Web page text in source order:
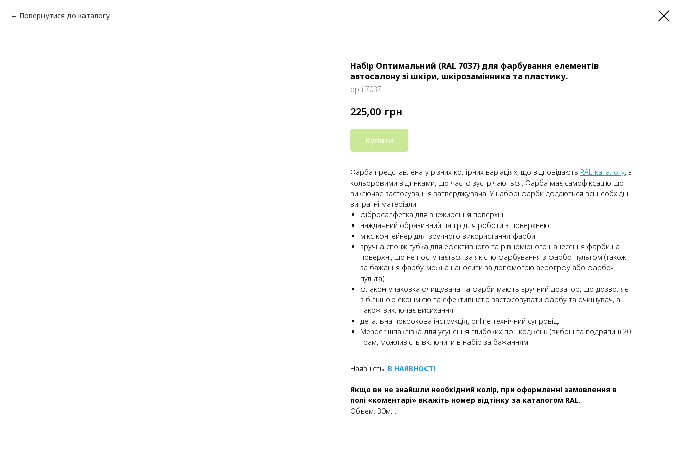
Повернутися до каталогу
Набір Оптимальний (RAL 7037) для фарбування елементів
автосалону зі шкіри, шкірозамінника та пластику.
opti 7037
225,00 грн
Купити
Фарба представлена у різних колірних варіаціях, що відповідають RAL каталогу, з
кольоровими відтінками, що часто зустрічаються. Фарба має самофіксацію що
виключає застосування затверджувача. У наборі фарби додаються всі необхідні
витратні матеріали:
фібросалфетка для знежирення поверхні
наждачний образивний папір для роботи з поверхнею
мікс контейнер для зручного використання фарби
зручна спонж губка для ефективного та рівномірного нанесення фарби на
поверхні, що не поступається за якістю фарбування з фарбо-пультом (також
за бажання фарбу можна наносити за допомогою аерогрфу або фарбо-
пульта).
флакон-упаковка очищувача та фарби мають зручний дозатор, що дозволяє
з більшою еконімією та ефективністю застосовувати фарбу та очищувач, а
також виключає висихання.
детальна покрокова інструкція, online технічний супровід.
Mender шпаклівка для усунення глибоких пошкоджень (вибоїн та подряпин) 20
грам, можливість включити в набір за бажанням.
Наявність: В НАЯВНОСТІ
Якщо ви не знайшли необхідний колір, при оформленні замовлення в
полі «коментарі» вкажіть номер відтінку за каталогом RAL.
Объем: 30мл.